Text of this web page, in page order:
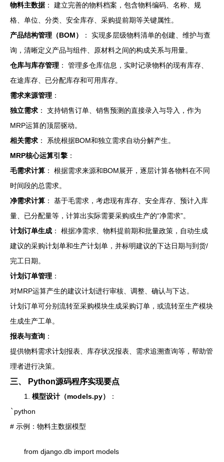
物料主数据： 建立完善的物料档案，包含物料编码、名称、规
格、单位、分类、安全库存、采购提前期等关键属性。
产品结构管理（BOM）
： 实现多层级物料清单的创建、维护与查
询，清晰定义产品与组件、原材料之间的构成关系与用量。
仓库与库存管理 ： 管理多仓库信息，实时记录物料的现有库存、
在途库存、已分配库存和可用库存。
需求来源管理 ：
独立需求 ： 支持销售订单、销售预测的直接录入与导入，作为
MRP运算的顶层驱动。
相关需求 ： 系统根据BOM和独立需求自动分解产生。
MRP核心运算引擎 ：
毛需求计算 ： 根据需求来源和BOM展开，逐层计算各物料在不同
时间段的总需求。
净需求计算 ： 基于毛需求，考虑现有库存、安全库存、预计入库
量、已分配量等，计算出实际需要采购或生产的“净需求”。
计划订单生成 ： 根据净需求、物料提前期和批量政策，自动生成
建议的采购计划单和生产计划单，并标明建议的下达日期与到货/
完工日期。
计划订单管理 ：
对MRP运算产生的建议计划进行审核、调整、确认与下达。
计划订单可分别流转至采购模块生成采购订单，或流转至生产模块
生成生产工单。
报表与查询 ：
提供物料需求计划报表、库存状况报表、需求追溯查询等，帮助管
理者进行决策。
三、 Python源码程序实现要点
1. 模型设计（models.py）
：
` python
# 示例：物料主数据模型
from django.db import models